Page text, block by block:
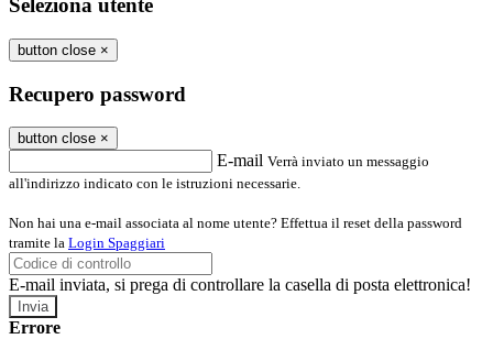
Seleziona utente
button close ×
Recupero password
button close ×
E-mail Verrà inviato un messaggio
all'indirizzo indicato con le istruzioni necessarie.
Non hai una e-mail associata al nome utente? Effettua il reset della password
tramite la Login Spaggiari
E-mail inviata, si prega di controllare la casella di posta elettronica!
Errore